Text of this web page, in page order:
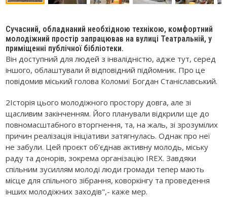
Сучасний, обладнаний необхідною технікою, комфортний
молодіжний простір запрацював на вулиці Театральній, у
приміщенні публічної бібліотеки.
Він доступний для людей з інвалідністю, адже тут, серед
іншого, облаштували й відповідний підйомник. Про це
повідомив міський голова Коломиї Богдан Станіславський.
2Історія цього молодіжного простору довга, але зі
щасливим закінченням. Його планували відкрили ще до
повномасштабного вторгнення, та, на жаль, зі зрозумілих
причин реалізація ініціативи затягнулась. Однак про неї
не забули. Цей проєкт об’єднав активну молодь, міську
раду та донорів, зокрема організацію IREX. Завдяки
спільним зусиллям молоді люди громади тепер мають
місце для спільного зібрання, коворкінгу та проведення
інших молодіжних заходів",- каже мер.